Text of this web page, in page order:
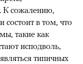
К сожалению,
состоит в том, что
такие как
исподволь,
типичных